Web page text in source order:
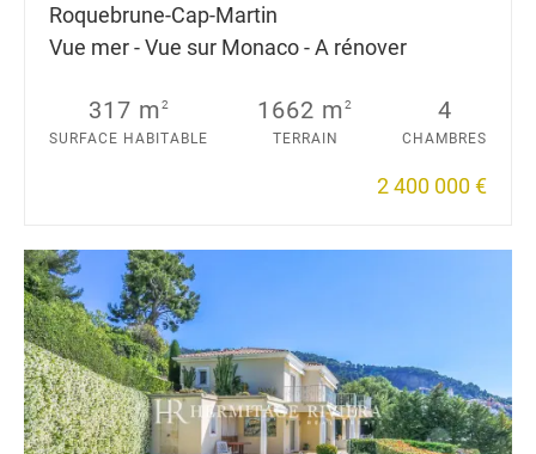
Roquebrune-Cap-Martin
Vue mer - Vue sur Monaco - A rénover
317 m2
SURFACE HABITABLE
1662 m2
TERRAIN
4
CHAMBRES
2 400 000 €